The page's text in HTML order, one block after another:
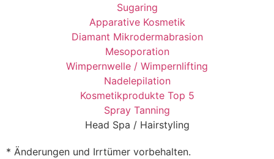
Sugaring
Apparative Kosmetik
Diamant Mikrodermabrasion
Mesoporation
Wimpernwelle / Wimpernlifting
Nadelepilation
Kosmetikprodukte Top 5
Spray Tanning
Head Spa / Hairstyling
* Änderungen und Irrtümer vorbehalten.